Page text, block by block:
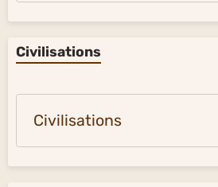
Civilisations
Civilisations